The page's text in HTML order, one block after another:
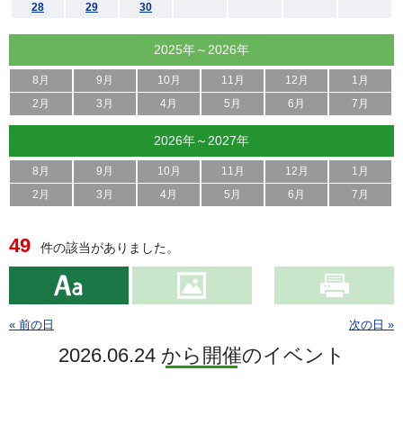
28
29 30
2025年～2026年
8月 9月 10月 11月 12月
1月
2月
3月 4月 5月 6月 7月
2026年～2027年
8月 9月 10月 11月 12月
1月
2月
3月 4月 5月 6月 7月
49 件の該当がありました。
« 前の日 次の日 »
2026.06.24 から開催のイベント